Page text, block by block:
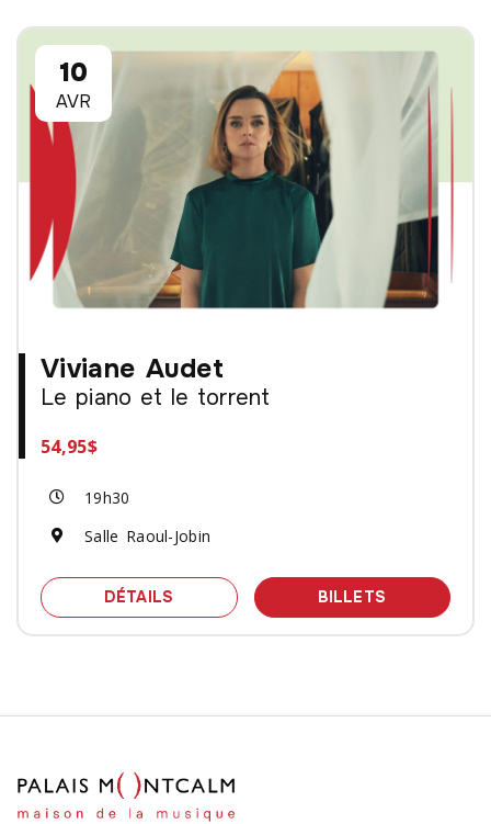
10
AVR
Viviane Audet
Le piano et le torrent
54,95$
19h30
Salle Raoul-Jobin
DÉTAILS SPECTACLE VIVIANE AUDET - LE
BILLETS DES